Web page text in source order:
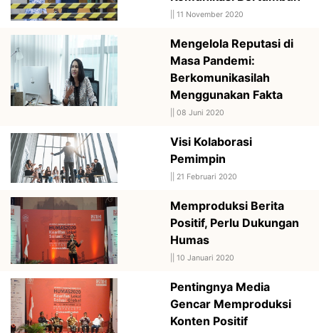
11 November 2020
Mengelola Reputasi di
Masa Pandemi:
Berkomunikasilah
Menggunakan Fakta
08 Juni 2020
Visi Kolaborasi
Pemimpin
21 Februari 2020
Memproduksi Berita
Positif, Perlu Dukungan
Humas
10 Januari 2020
Pentingnya Media
Gencar Memproduksi
Konten Positif